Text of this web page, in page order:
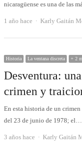
nicaragüense es una de las
1 año hace Autor
Karly Gaitán
Historia La ventana discreta + 2
Desventura:
crimen y
En esta historia de un
del 23 de junio de 1978; el…
3 años hace Autor
Karly Gaitán